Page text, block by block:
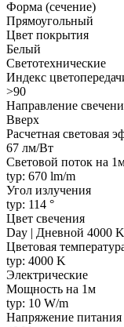
Форма (сечение)
Прямоугольный
Цвет покрытия
Белый
Светотехнические
Индекс
>90
Направление
Вверх
Расчетная световая
67 лм/Вт
Световой поток на
typ: 670 lm/m
Угол излучения
typ: 114 °
Цвет свечения
Day | Дневной 4000 K
Цветовая
typ: 4000 K
Электрические
Мощность на 1м
typ: 10 W/m
Напряжение питания